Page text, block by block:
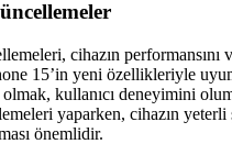
cihazın performansını
15’in yeni özellikleriyle
kullanıcı deneyimini
yaparken, cihazın yeterli
önemlidir.